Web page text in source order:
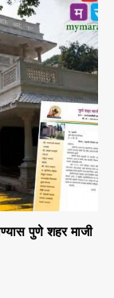
पुणे शहर माजी